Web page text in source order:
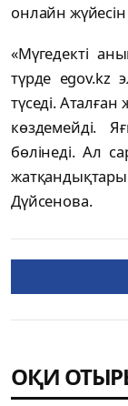
онлайн
«Мүгедекті
түрде egov.kz
түседі. Аталған
көздемейді.
бөлінеді. Ал
Дүйсенова.
ОҚИ